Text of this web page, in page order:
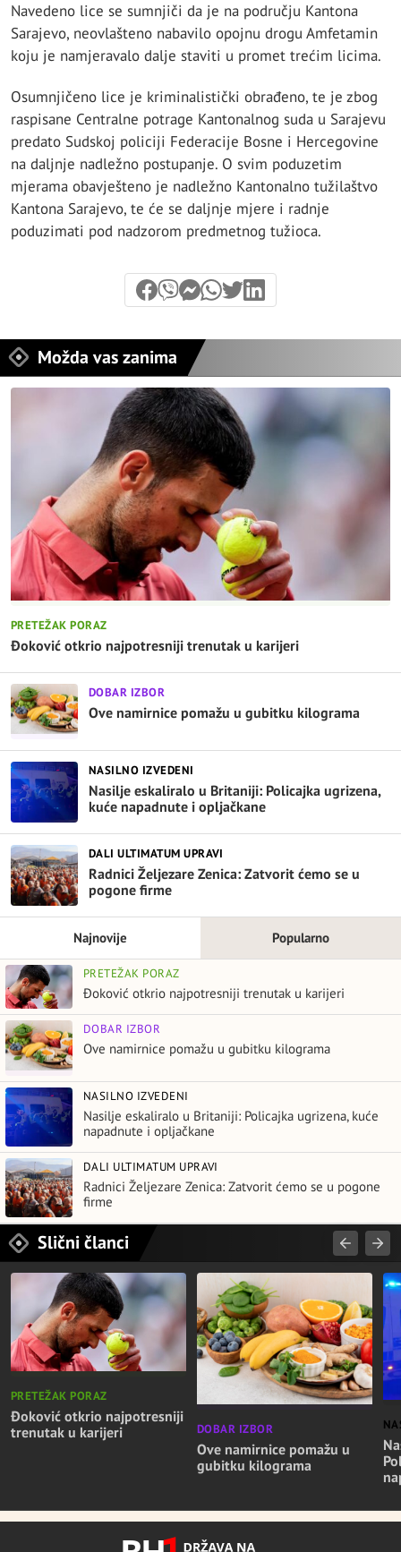
Navedeno lice se sumnjiči da je na području Kantona
Sarajevo, neovlašteno nabavilo opojnu drogu Amfetamin
koju je namjeravalo dalje staviti u promet trećim licima.
Osumnjičeno lice je kriminalistički obrađeno, te je zbog
raspisane Centralne potrage Kantonalnog suda u Sarajevu
predato Sudskoj policiji Federacije Bosne i Hercegovine
na daljnje nadležno postupanje. O svim poduzetim
mjerama obavješteno je nadležno Kantonalno tužilaštvo
Kantona Sarajevo, te će se daljnje mjere i radnje
poduzimati pod nadzorom predmetnog tužioca.
Možda vas zanima
PRETEŽAK PORAZ
Đoković otkrio najpotresniji trenutak u karijeri
DOBAR IZBOR
Ove namirnice pomažu u gubitku kilograma
NASILNO IZVEDENI
Nasilje eskaliralo u Britaniji: Policajka ugrizena,
kuće napadnute i opljačkane
DALI ULTIMATUM UPRAVI
Radnici Željezare Zenica: Zatvorit ćemo se u
pogone firme
Najnovije Popularno
PRETEŽAK PORAZ
Đoković otkrio najpotresniji trenutak u karijeri
DOBAR IZBOR
Ove namirnice pomažu u gubitku kilograma
NASILNO IZVEDENI
Nasilje eskaliralo u Britaniji: Policajka ugrizena, kuće
napadnute i opljačkane
DALI ULTIMATUM UPRAVI
Radnici Željezare Zenica: Zatvorit ćemo se u pogone
firme
Slični članci
PRETEŽAK PORAZ
Đoković otkrio najpotresniji
trenutak u karijeri
DOBAR IZBOR
Ove namirnice pomažu u
gubitku kilograma